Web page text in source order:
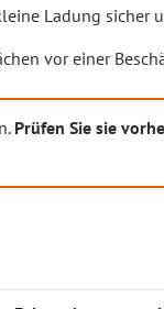
Ladung sicher
vor einer
Prüfen Sie sie